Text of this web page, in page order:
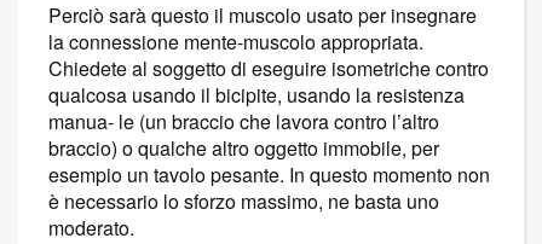
Perciò sarà questo il muscolo usato per insegnare
la connessione mente-muscolo appropriata.
Chiedete al soggetto di eseguire isometriche contro
qualcosa usando il bicipite, usando la resistenza
manua- le (un braccio che lavora contro l’altro
braccio) o qualche altro oggetto immobile, per
esempio un tavolo pesante. In questo momento non
è necessario lo sforzo massimo, ne basta uno
moderato.